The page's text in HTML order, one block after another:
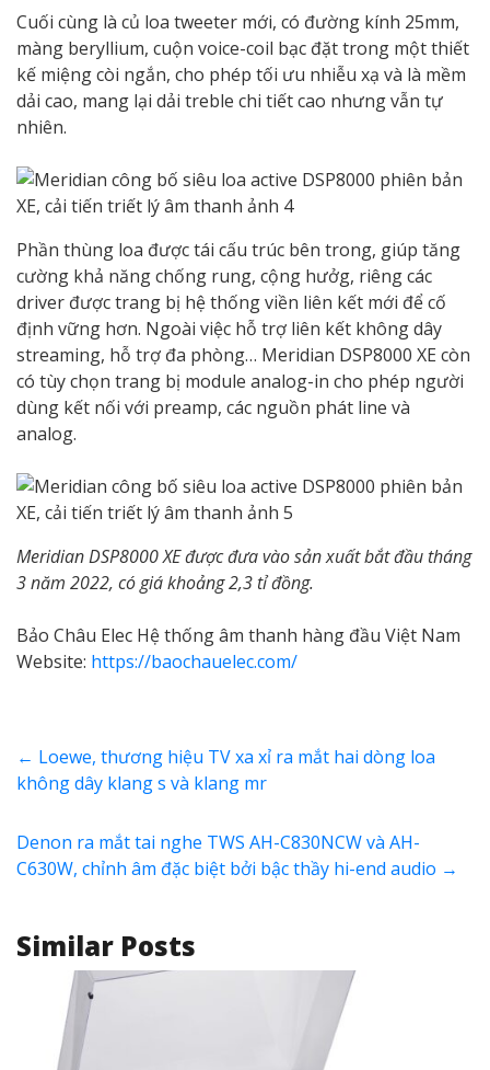
Cuối cùng là củ loa tweeter mới, có đường kính 25mm,
màng beryllium, cuộn voice-coil bạc đặt trong một thiết
kế miệng còi ngắn, cho phép tối ưu nhiễu xạ và là mềm
dải cao, mang lại dải treble chi tiết cao nhưng vẫn tự
nhiên.
Phần thùng loa được tái cấu trúc bên trong, giúp tăng
cường khả năng chống rung, cộng hưởg, riêng các
driver được trang bị hệ thống viền liên kết mới để cố
định vững hơn. Ngoài việc hỗ trợ liên kết không dây
streaming, hỗ trợ đa phòng… Meridian DSP8000 XE còn
có tùy chọn trang bị module analog-in cho phép người
dùng kết nối với preamp, các nguồn phát line và
analog.
Meridian DSP8000 XE được đưa vào sản xuất bắt đầu tháng
3 năm 2022, có giá khoảng 2,3 tỉ đồng.
Bảo Châu Elec Hệ thống âm thanh hàng đầu Việt Nam
Website: https://baochauelec.com/
← Loewe, thương hiệu TV xa xỉ ra mắt hai dòng loa
không dây klang s và klang mr
Denon ra mắt tai nghe TWS AH-C830NCW và AH-
C630W, chỉnh âm đặc biệt bởi bậc thầy hi-end audio →
Similar Posts